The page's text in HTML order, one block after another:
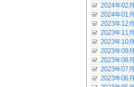
2024年02月
2024年01月
2023年12月
2023年11月
2023年10月
2023年09月
2023年08月
2023年07月
2023年06月